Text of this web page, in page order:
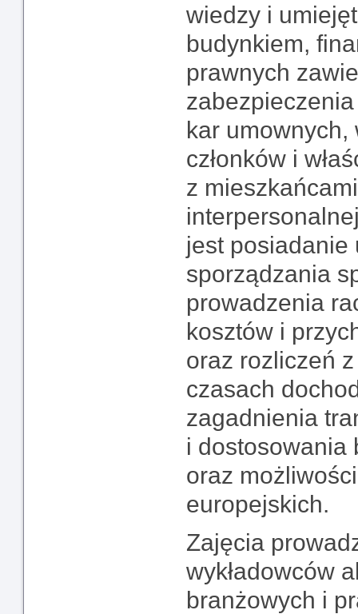
wiedzy i
budynkiem,
prawnych
kar
członków i
z
jest posiadanie
sporządzania
prowadzenia
kosztów i
oraz rozliczeń
czasach
zagadnienia
i dostosowania
oraz
europejskich.
Zajęcia
wykładowców
branżowych i